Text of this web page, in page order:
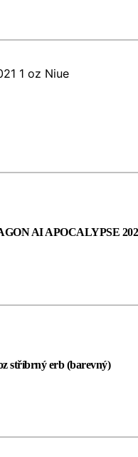
AI APOCALYPSE
stříbrný erb (barevný)